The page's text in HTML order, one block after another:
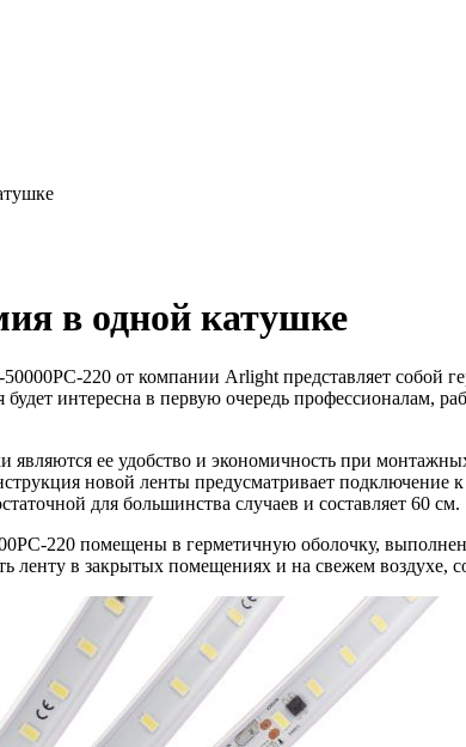
в одной катушке
220 от компании Arlight представляет
интересна в первую очередь профессионалам,
ее удобство и экономичность при
новой ленты предусматривает
для большинства случаев и составляет 60 см.
220 помещены в герметичную оболочку,
ленту в закрытых помещениях и на свежем воздухе,